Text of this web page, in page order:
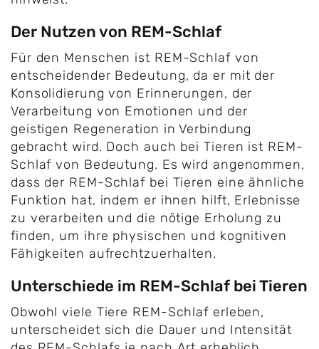
Der Nutzen von REM-Schlaf
Für den Menschen ist REM-Schlaf von
entscheidender Bedeutung, da er mit der
Konsolidierung von Erinnerungen, der
Verarbeitung von Emotionen und der
geistigen Regeneration in Verbindung
gebracht wird. Doch auch bei Tieren ist REM-
Schlaf von Bedeutung. Es wird angenommen,
dass der REM-Schlaf bei Tieren eine ähnliche
Funktion hat, indem er ihnen hilft, Erlebnisse
zu verarbeiten und die nötige Erholung zu
finden, um ihre physischen und kognitiven
Fähigkeiten aufrechtzuerhalten.
Unterschiede im REM-Schlaf bei Tieren
Obwohl viele Tiere REM-Schlaf erleben,
unterscheidet sich die Dauer und Intensität